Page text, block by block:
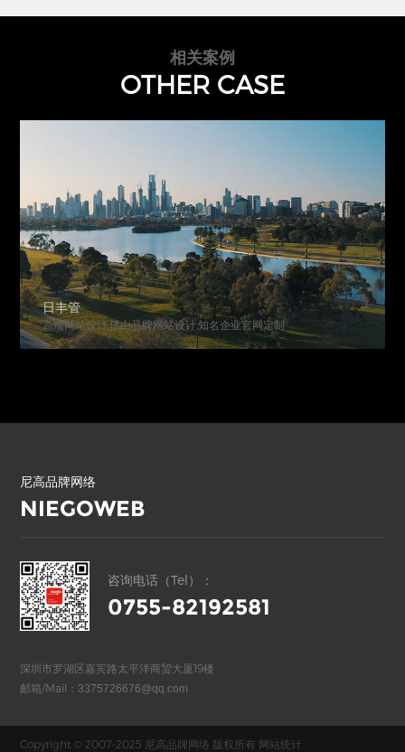
相关案例
OTHER CASE
日丰管
高端网站设计,佛山品牌网站设计,知名企业官网定制
尼高品牌网络
NIEGOWEB
咨询电话（Tel）：
0755-82192581
深圳市罗湖区嘉宾路太平洋商贸大厦19楼
邮箱/Mail： 3375726676@qq.com
Copyright © 2007-2025 尼高品牌网络 版权所有 网站统计